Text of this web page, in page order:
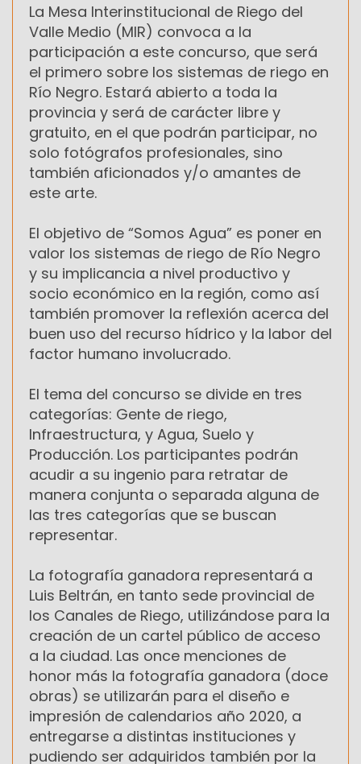
La Mesa Interinstitucional de Riego del
Valle Medio (MIR) convoca a la
participación a este concurso, que será
el primero sobre los sistemas de riego en
Río Negro. Estará abierto a toda la
provincia y será de carácter libre y
gratuito, en el que podrán participar, no
solo fotógrafos profesionales, sino
también aficionados y/o amantes de
este arte.
El objetivo de “Somos Agua” es poner en
valor los sistemas de riego de Río Negro
y su implicancia a nivel productivo y
socio económico en la región, como así
también promover la reflexión acerca del
buen uso del recurso hídrico y la labor del
factor humano involucrado.
El tema del concurso se divide en tres
categorías: Gente de riego,
Infraestructura, y Agua, Suelo y
Producción. Los participantes podrán
acudir a su ingenio para retratar de
manera conjunta o separada alguna de
las tres categorías que se buscan
representar.
La fotografía ganadora representará a
Luis Beltrán, en tanto sede provincial de
los Canales de Riego, utilizándose para la
creación de un cartel público de acceso
a la ciudad. Las once menciones de
honor más la fotografía ganadora (doce
obras) se utilizarán para el diseño e
impresión de calendarios año 2020, a
entregarse a distintas instituciones y
pudiendo ser adquiridos también por la